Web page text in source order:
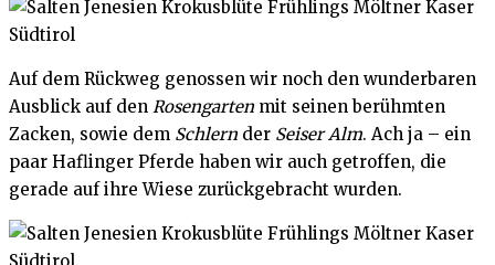
Auf dem Rückweg genossen wir noch den wunderbaren
Ausblick auf den Rosengarten mit seinen berühmten
Zacken, sowie dem Schlern der Seiser Alm. Ach ja – ein
paar Haflinger Pferde haben wir auch getroffen, die
gerade auf ihre Wiese zurückgebracht wurden.